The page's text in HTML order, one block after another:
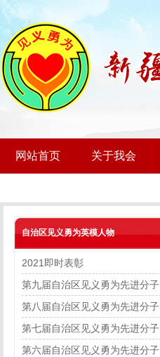
网站首页 关于我会
自治区见义勇为英模人物
2021即时表彰
第九届自治区见义勇为先进分子
第八届自治区见义勇为先进分子
第七届自治区见义勇为先进分子
第六届自治区见义勇为先进分子